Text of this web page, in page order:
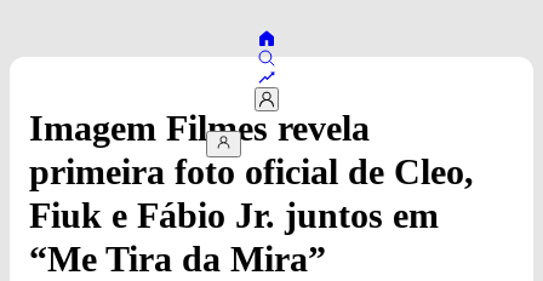
Imagem Filmes revela
primeira foto oficial de Cleo,
Fiuk e Fábio Jr. juntos em
“Me Tira da Mira”